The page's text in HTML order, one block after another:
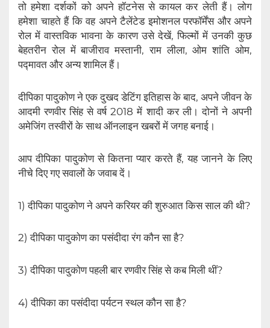
तो हमेशा दर्शकों को अपने हॉटनेस से कायल कर लेती हैं। लोग
हमेशा चाहते हैं कि वह अपने टैलेंटेड इमोशनल परफॉर्मेंस और अपने
रोल में वास्तविक भावना के कारण उसे देखें, फिल्मों में उनकी कुछ
बेहतरीन रोल में बाजीराव मस्तानी, राम लीला, ओम शांति ओम,
पद्मावत और अन्य शामिल हैं।
दीपिका पादुकोण ने एक दुखद डेटिंग इतिहास के बाद, अपने जीवन के
आदमी रणवीर सिंह से वर्ष 2018 में शादी कर ली। दोनों ने अपनी
अमेजिंग तस्वीरों के साथ ऑनलाइन खबरों में जगह बनाई।
आप दीपिका पादुकोण से कितना प्यार करते हैं, यह जानने के लिए
नीचे दिए गए सवालों के जवाब दें।
1) दीपिका पादुकोण ने अपने करियर की शुरुआत किस साल की थी?
2) दीपिका पादुकोण का पसंदीदा रंग कौन सा है?
3) दीपिका पादुकोण पहली बार रणवीर सिंह से कब मिली थीं?
4) दीपिका का पसंदीदा पर्यटन स्थल कौन सा है?